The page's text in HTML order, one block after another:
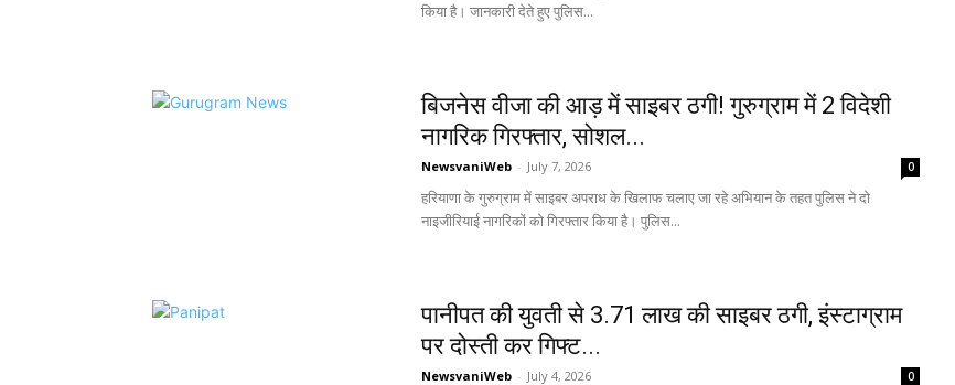
किया है। जानकारी देते हुए पुलिस...
बिजनेस वीजा की आड़ में साइबर ठगी! गुरुग्राम में 2 विदेशी
नागरिक गिरफ्तार, सोशल...
NewsvaniWeb - July 7, 2026 0
हरियाणा के गुरुग्राम में साइबर अपराध के खिलाफ चलाए जा रहे अभियान के तहत पुलिस ने दो
नाइजीरियाई नागरिकों को गिरफ्तार किया है। पुलिस...
पानीपत की युवती से ₹3.71 लाख की साइबर ठगी, इंस्टाग्राम
पर दोस्ती कर गिफ्ट...
NewsvaniWeb - July 4, 2026 0